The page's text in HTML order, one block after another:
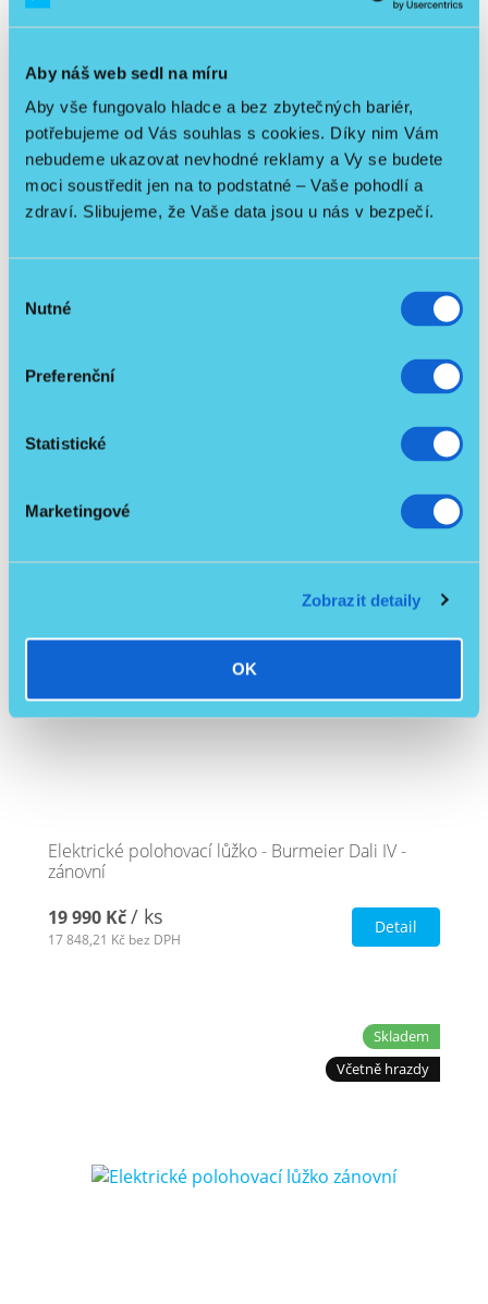
Aby náš web sedl na míru
Aby vše fungovalo hladce a bez zbytečných bariér,
potřebujeme od Vás souhlas s cookies. Díky nim Vám
nebudeme ukazovat nevhodné reklamy a Vy se budete
moci soustředit jen na to podstatné – Vaše pohodlí a
zdraví. Slibujeme, že Vaše data jsou u nás v bezpečí.
souhlasu
Nutné
Preferenční
Statistické
Marketingové
Zobrazit detaily
OK
Montáž zdarma
Akční balíček
Včetně hrazdy
Noční stolek + MONTÁŽ S DOPRAVOU ZDARMA
31 687,50 Kč
Skladem
Doprava PPL zdarma
Včetně hrazdy
Elektrické polohovací lůžko - Burmeier Dali IV -
zánovní
19 990 Kč/ ks
17 848,21 Kč bez DPH
Detail
Skladem
Včetně hrazdy